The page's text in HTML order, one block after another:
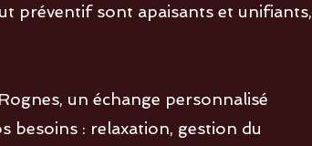
préventif sont apaisants et unifiants,
un échange personnalisé
besoins : relaxation, gestion du